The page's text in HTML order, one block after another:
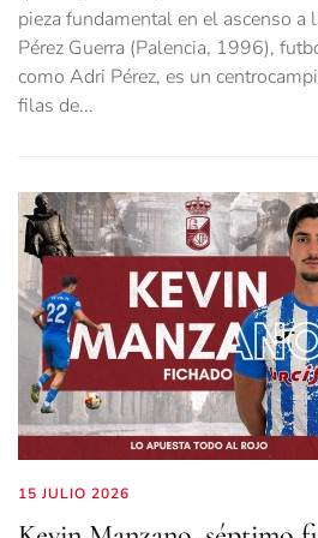
pieza fundamental en el ascenso a
Pérez Guerra (Palencia, 1996),
como Adri Pérez, es un
filas de...
15 JULIO 2026